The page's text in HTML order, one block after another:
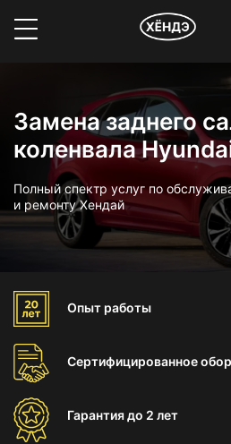
Замена заднего
коленвала
Полный спектр услуг по
и ремонту Хендай
Опыт работы
Сертифицированное
Гарантиядо 2 лет